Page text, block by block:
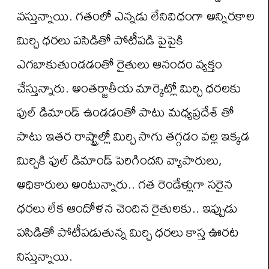
వస్తున్నాయి. గతంలో ఎన్నడు లేనివిధంగా అన్నిరకాల
మిర్చి ధరలు పసిడితో పోటీపడి పైపైకి
ఎగబాకుతుండడంతో రైతులు ఆనందం వ్యక్తం
చేస్తున్నారు. అంతర్జాతీయ మార్కెట్లో మిర్చి ధరలకు
ఫుల్ డిమాండ్ ఉండడంతో పాటు మధ్యప్రదేశ్ తో
పాటు ఇతర రాష్ట్రాల్లో మిర్చి సాగు తగ్గడం వల్ల ఇక్కడ
మిర్చికి ఫుల్ డిమాండ్ పెరిగిందని వ్యాపారులు,
అధికారులు అంటున్నారు.. గత రెండేళ్లుగా సరైన
ధరలు లేక ఆందోళన చెందిన రైతులకు.. ఇప్పుడు
పసిడితో పోటీపడుతున్న మిర్చి ధరలు కాస్త ఊరట
నిస్తున్నాయి.